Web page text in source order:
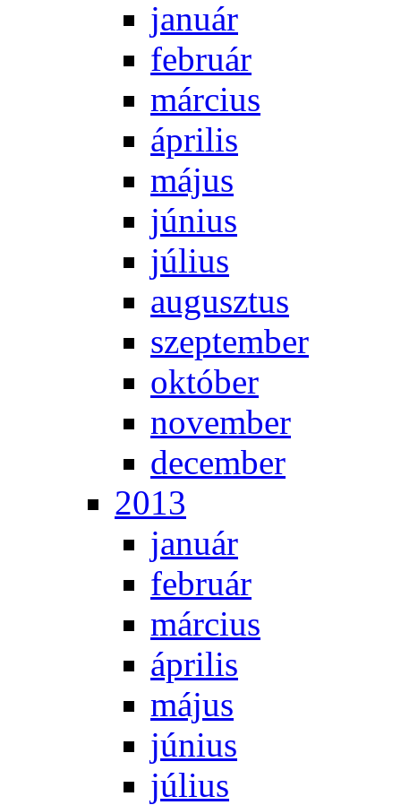
ja­nu­ár
feb­ru­ár
már­ci­us
áp­ri­lis
má­jus
jú­ni­us
jú­li­us
au­gusz­tus
szep­tem­ber
ok­tó­ber
no­vem­ber
de­cem­ber
2013
ja­nu­ár
feb­ru­ár
már­ci­us
áp­ri­lis
má­jus
jú­ni­us
jú­li­us